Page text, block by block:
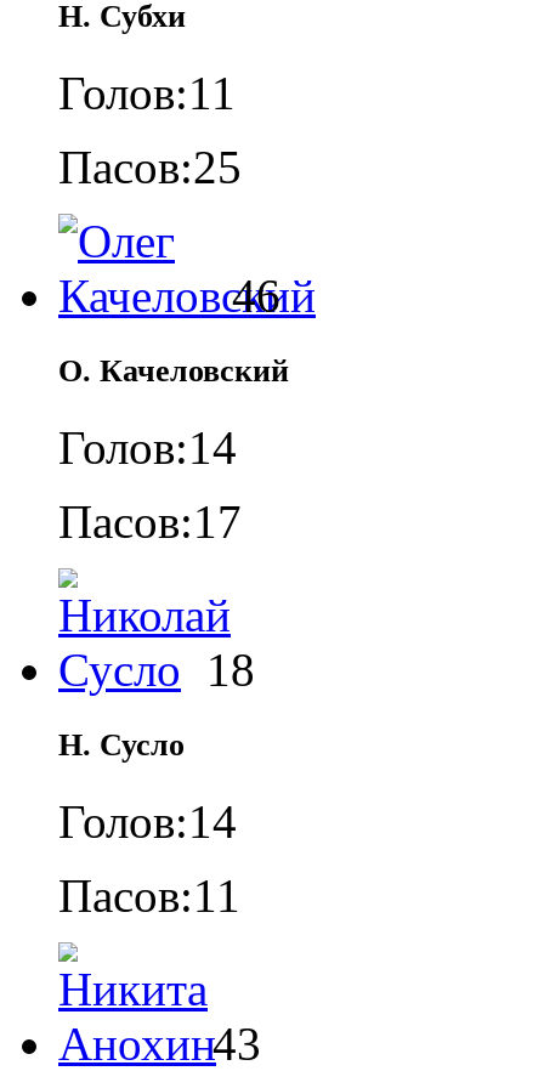
Н. Субхи
Голов:11
Пасов:25
46
О. Качеловский
Голов:14
Пасов:17
18
Н. Сусло
Голов:14
Пасов:11
43